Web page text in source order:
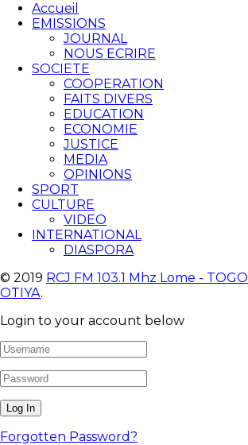
Accueil
EMISSIONS
JOURNAL
NOUS ECRIRE
SOCIETE
COOPERATION
FAITS DIVERS
EDUCATION
ECONOMIE
JUSTICE
MEDIA
OPINIONS
SPORT
CULTURE
VIDEO
INTERNATIONAL
DIASPORA
© 2019 RCJ FM 103.1 Mhz Lome - TOGO
OTIYA.
Login to your account below
Forgotten Password?